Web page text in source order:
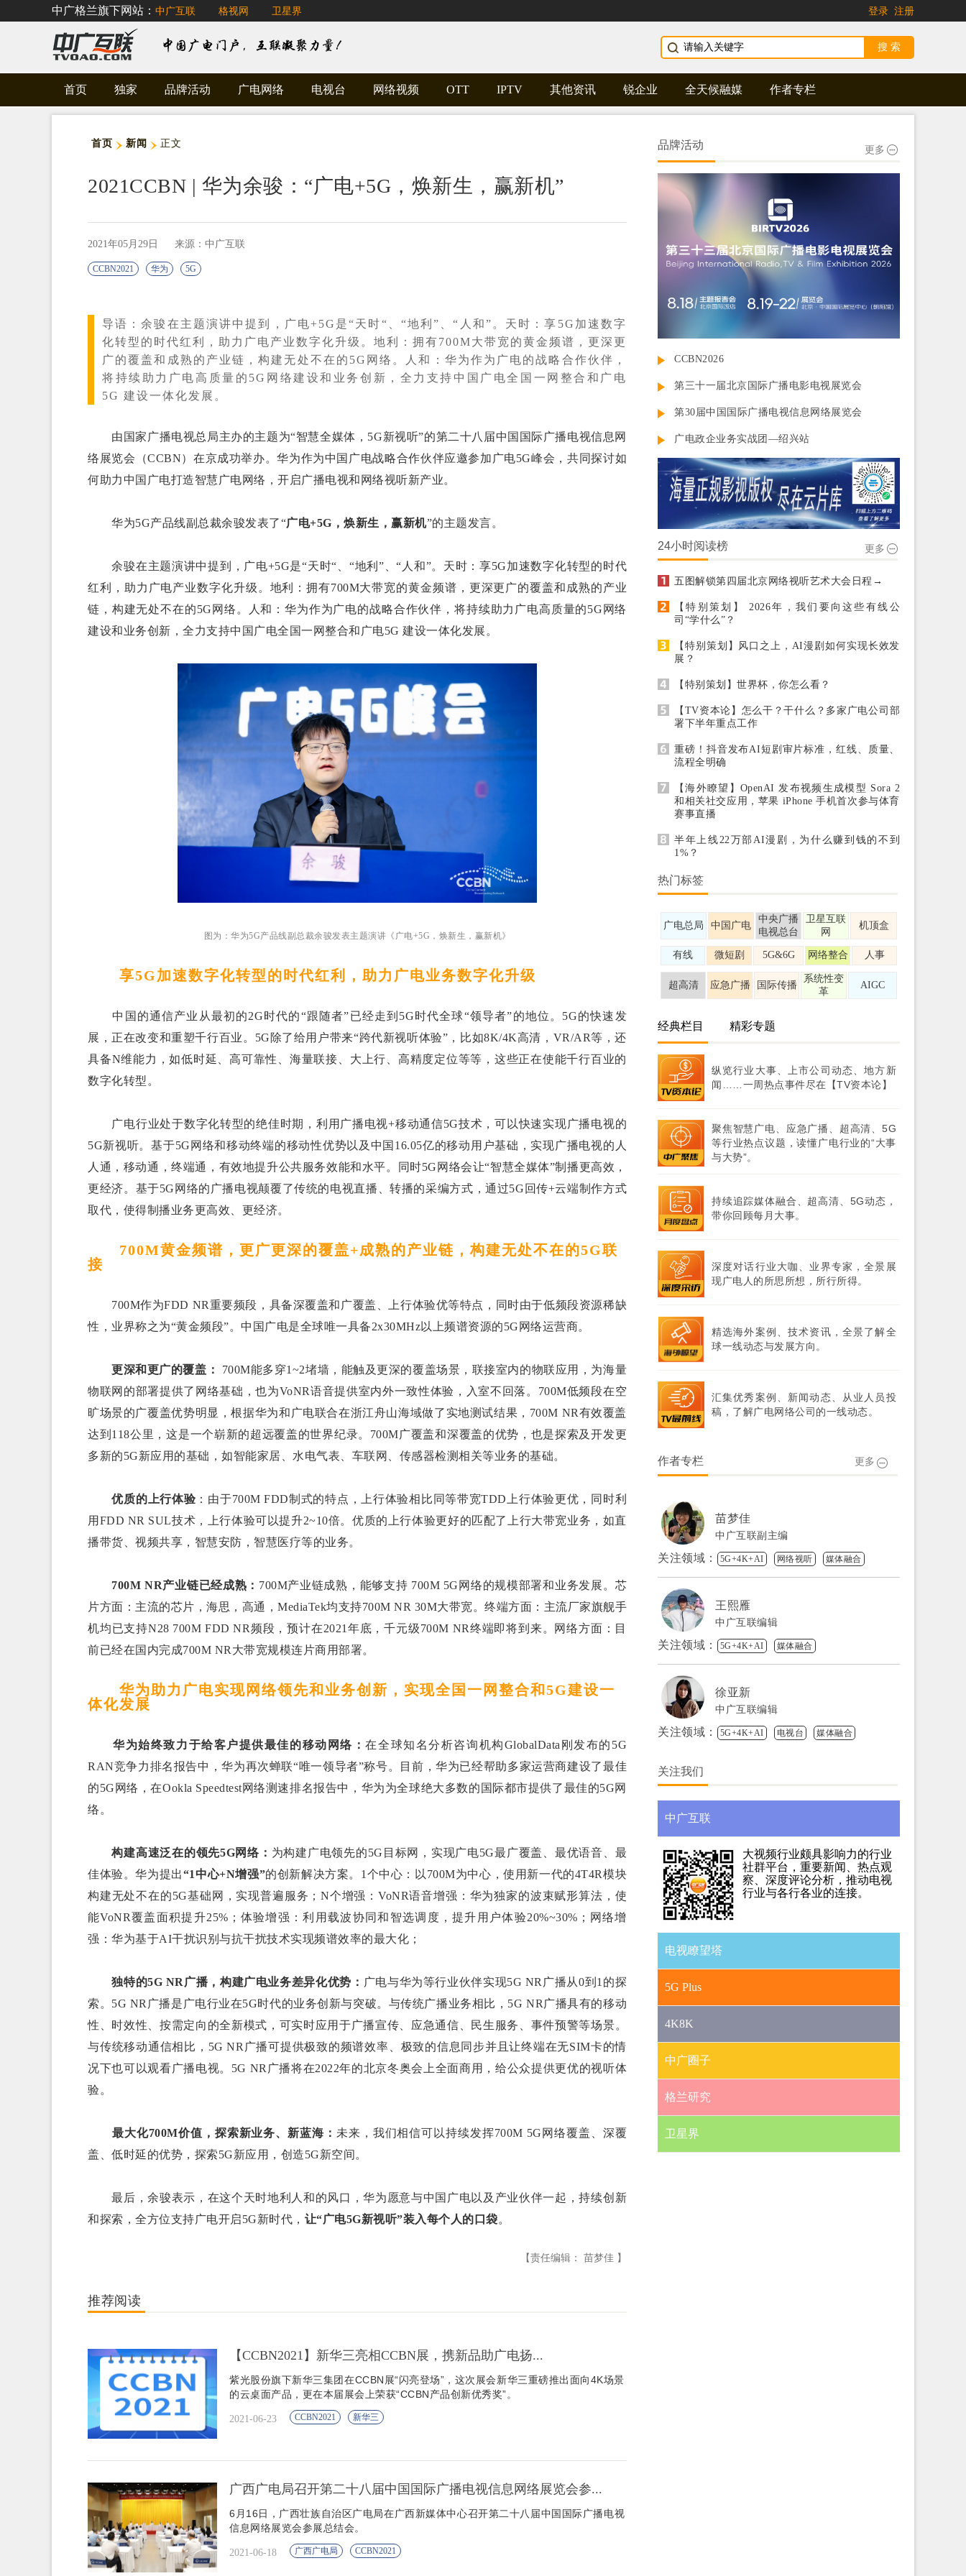
中广格兰旗下网站： 中广互联 格视网 卫星界 登录 注册
首页 独家 品牌活动 广电网络 电视台 网络视频 OTT IPTV 其他资讯 锐企业 全天候融媒 作者专栏
首页 新闻 正文
2021CCBN | 华为余骏：“广电+5G，焕新生，赢新机”
2021年05月29日 来源：中广互联
CCBN2021 华为 5G
导语：余骏在主题演讲中提到，广电+5G是“天时“、“地利”、“人和”。天时：享5G加速数字
化转型的时代红利，助力广电产业数字化升级。地利：拥有700M大带宽的黄金频谱，更深更
广的覆盖和成熟的产业链，构建无处不在的5G网络。人和：华为作为广电的战略合作伙伴，
将持续助力广电高质量的5G网络建设和业务创新，全力支持中国广电全国一网整合和广电
5G 建设一体化发展。
由国家广播电视总局主办的主题为“智慧全媒体，5G新视听”的第二十八届中国国际广播电视信息网
络展览会（CCBN）在京成功举办。华为作为中国广电战略合作伙伴应邀参加广电5G峰会，共同探讨如
何助力中国广电打造智慧广电网络，开启广播电视和网络视听新产业。
华为5G产品线副总裁余骏发表了“广电+5G，焕新生，赢新机”的主题发言。
余骏在主题演讲中提到，广电+5G是“天时“、“地利”、“人和”。天时：享5G加速数字化转型的时代
红利，助力广电产业数字化升级。地利：拥有700M大带宽的黄金频谱，更深更广的覆盖和成熟的产业
链，构建无处不在的5G网络。人和：华为作为广电的战略合作伙伴，将持续助力广电高质量的5G网络
建设和业务创新，全力支持中国广电全国一网整合和广电5G 建设一体化发展。
图为：华为5G产品线副总裁余骏发表主题演讲《广电+5G，焕新生，赢新机》
享5G加速数字化转型的时代红利，助力广电业务数字化升级
中国的通信产业从最初的2G时代的“跟随者”已经走到5G时代全球“领导者”的地位。5G的快速发
展，正在改变和重塑千行百业。5G除了给用户带来“跨代新视听体验”，比如8K/4K高清，VR/AR等，还
具备N维能力，如低时延、高可靠性、海量联接、大上行、高精度定位等等，这些正在使能千行百业的
数字化转型。
广电行业处于数字化转型的绝佳时期，利用广播电视+移动通信5G技术，可以快速实现广播电视的
5G新视听。基于5G网络和移动终端的移动性优势以及中国16.05亿的移动用户基础，实现广播电视的人
人通，移动通，终端通，有效地提升公共服务效能和水平。同时5G网络会让“智慧全媒体”制播更高效，
更经济。基于5G网络的广播电视颠覆了传统的电视直播、转播的采编方式，通过5G回传+云端制作方式
取代，使得制播业务更高效、更经济。
700M黄金频谱，更广更深的覆盖+成熟的产业链，构建无处不在的5G联
接
700M作为FDD NR重要频段，具备深覆盖和广覆盖、上行体验优等特点，同时由于低频段资源稀缺
性，业界称之为“黄金频段”。中国广电是全球唯一具备2x30MHz以上频谱资源的5G网络运营商。
更深和更广的覆盖：
700M能多穿1~2堵墙，能触及更深的覆盖场景，联接室内的物联应用，为海量
物联网的部署提供了网络基础，也为VoNR语音提供室内外一致性体验，入室不回落。700M低频段在空
旷场景的广覆盖优势明显，根据华为和广电联合在浙江舟山海域做了实地测试结果，700M NR有效覆盖
达到118公里，这是一个崭新的超远覆盖的世界纪录。700M广覆盖和深覆盖的优势，也是探索及开发更
多新的5G新应用的基础，如智能家居、水电气表、车联网、传感器检测相关等业务的基础。
优质的上行体验 ：由于700M FDD制式的特点，上行体验相比同等带宽TDD上行体验更优，同时利
用FDD NR SUL技术，上行体验可以提升2~10倍。优质的上行体验更好的匹配了上行大带宽业务，如直
播带货、视频共享，智慧安防，智慧医疗等的业务。
700M NR产业链已经成熟： 700M产业链成熟，能够支持 700M 5G网络的规模部署和业务发展。芯
片方面：主流的芯片，海思，高通，MediaTek均支持700M NR 30M大带宽。终端方面：主流厂家旗舰手
机均已支持N28 700M FDD NR频段，预计在2021年底，千元级700M NR终端即将到来。网络方面：目
前已经在国内完成700M NR大带宽规模连片商用部署。
华为助力广电实现网络领先和业务创新，实现全国一网整合和5G建设一
体化发展
华为始终致力于给客户提供最佳的移动网络：在全球知名分析咨询机构GlobalData刚发布的5G
RAN竞争力排名报告中，华为再次蝉联“唯一领导者”称号。目前，华为已经帮助多家运营商建设了最佳
的5G网络，在Ookla Speedtest网络测速排名报告中，华为为全球绝大多数的国际都市提供了最佳的5G网
络。
构建高速泛在的领先5G网络： 为构建广电领先的5G目标网，实现广电5G最广覆盖、最优语音、最
佳体验。华为提出“1中心+N增强”的创新解决方案。1个中心：以700M为中心，使用新一代的4T4R模块
构建无处不在的5G基础网，实现普遍服务；N个增强：VoNR语音增强：华为独家的波束赋形算法，使
能VoNR覆盖面积提升25%；体验增强：利用载波协同和智选调度，提升用户体验20%~30%；网络增
强：华为基于AI干扰识别与抗干扰技术实现频谱效率的最大化；
独特的5G NR广播 ，构建广电业务差异化优势： 广电与华为等行业伙伴实现5G NR广播从0到1的探
索。5G NR广播是广电行业在5G时代的业务创新与突破。与传统广播业务相比，5G NR广播具有的移动
性、时效性、按需定向的全新模式，可实时应用于广播宣传、应急通信、民生服务、事件预警等场景。
与传统移动通信相比，5G NR广播可提供极致的频谱效率、极致的信息同步并且让终端在无SIM卡的情
况下也可以观看广播电视。5G NR广播将在2022年的北京冬奥会上全面商用，给公众提供更优的视听体
验。
最大化700M价值 ， 探索新业务、 新蓝海 ： 未来，我们相信可以持续发挥700M 5G网络覆盖、深覆
盖、低时延的优势，探索5G新应用，创造5G新空间。
最后，余骏表示，在这个天时地利人和的风口，华为愿意与中国广电以及产业伙伴一起，持续创新
和探索，全方位支持广电开启5G新时代， 让“广电5G新视听”装入每个人的口袋。
【责任编辑： 苗梦佳 】
推荐阅读
【CCBN2021】新华三亮相CCBN展，携新品助广电扬...
紫光股份旗下新华三集团在CCBN展“闪亮登场”，这次展会新华三重磅推出面向4K场景
的云桌面产品，更在本届展会上荣获“CCBN产品创新优秀奖”。
2021-06-23 CCBN2021 新华三
广西广电局召开第二十八届中国国际广播电视信息网络展览会参...
6月16日，广西壮族自治区广电局在广西新媒体中心召开第二十八届中国国际广播电视
信息网络展览会参展总结会。
2021-06-18 广西广电局 CCBN2021
品牌活动 更多
CCBN2026
第三十一届北京国际广播电影电视展览会
第30届中国国际广播电视信息网络展览会
广电政企业务实战团—绍兴站
24小时阅读榜 更多
五图解锁第四届北京网络视听艺术大会日程→
【特别策划】 2026年，我们要向这些有线公
司“学什么”？
【特别策划】风口之上，AI漫剧如何实现长效发
展？
【特别策划】世界杯，你怎么看？
【TV资本论】怎么干？干什么？多家广电公司部
署下半年重点工作
重磅！抖音发布AI短剧审片标准，红线、质量、
流程全明确
【海外瞭望】OpenAI 发布视频生成模型 Sora 2
和相关社交应用，苹果 iPhone 手机首次参与体育
赛事直播
半年上线22万部AI漫剧，为什么赚到钱的不到
1%？
热门标签
广电总局 中国广电
中央广播
电视总台
卫星互联
网
机顶盒
有线 微短剧 5G&6G 网络整合 人事
超高清 应急广播 国际传播
系统性变
革
AIGC
经典栏目 精彩专题
纵览行业大事、上市公司动态、地方新
闻……一周热点事件尽在【TV资本论】
聚焦智慧广电、应急广播、超高清、5G
等行业热点议题，读懂广电行业的“大事
与大势”。
持续追踪媒体融合、超高清、5G动态，
带你回顾每月大事。
深度对话行业大咖、业界专家，全景展
现广电人的所思所想，所行所得。
精选海外案例、技术资讯，全景了解全
球一线动态与发展方向。
汇集优秀案例、新闻动态、从业人员投
稿，了解广电网络公司的一线动态。
作者专栏 更多
苗梦佳
中广互联副主编
关注领域： 5G+4K+AI 网络视听 媒体融合
王熙雁
中广互联编辑
关注领域： 5G+4K+AI 媒体融合
徐亚新
中广互联编辑
关注领域： 5G+4K+AI 电视台 媒体融合
关注我们
中广互联
大视频行业颇具影响力的行业
社群平台，重要新闻、热点观
察、深度评论分析，推动电视
行业与各行各业的连接。
电视瞭望塔
5G Plus
4K8K
中广圈子
格兰研究
卫星界